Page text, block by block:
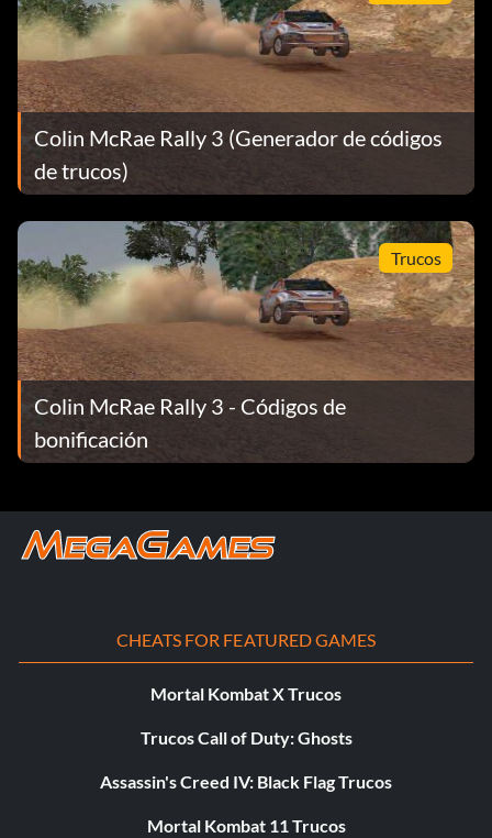
Todas las pistas: ODIATU
Baja Buggy: NQFIPE
Carro de combate: LHZWOH
Jet: GOBUUR
Coches RC: WWBDBU
Super Focus: OQJZZY
el código de acceso debe ser 0664
BKQXUE : Piloto de caza Avión a reacción
Colin McRae Rally 3 (Generador de códigos
de trucos)
Trucos
Colin McRae Rally 3 - Códigos de
bonificación
CHEATS FOR FEATURED GAMES
Mortal Kombat X Trucos
Trucos Call of Duty: Ghosts
Assassin's Creed IV: Black Flag Trucos
Mortal Kombat 11 Trucos